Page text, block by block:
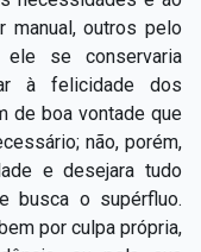
manual, outros pelo
ele se conservaria
à felicidade dos
de boa vontade que
não, porém,
e desejara tudo
busca o supérfluo.
por culpa própria,